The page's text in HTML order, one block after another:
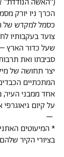
("האשה הנודדת" /
הכרך ניו יורק
צועד בעקבותיו
שעל כדור הארץ –
סביבתו ואת
יצר תחושה של
המתכתיים
אחד ממבני
על קיום
–
* המיעוטים
בציורי הקיר